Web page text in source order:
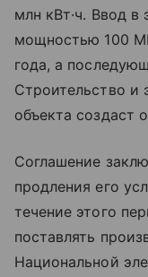
млн кВт·ч. Ввод в
мощностью 100
года, а
Строительство и
объекта создаст
Соглашение
продления его
течение этого
поставлять
Национальной